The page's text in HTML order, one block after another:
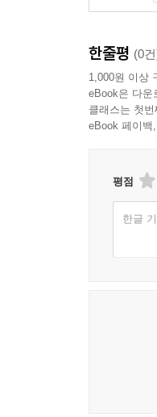
한줄평 (0
1,000원 이상
eBook은 다운
클래스는 첫
eBook 페이백
평점
한글